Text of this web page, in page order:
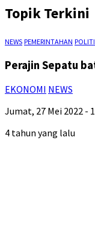
Topik Terkini
NEWS PEMERINTAHAN
Perajin Sepatu
EKONOMI NEWS
Jumat, 27 Mei 2022 -
4 tahun yang lalu